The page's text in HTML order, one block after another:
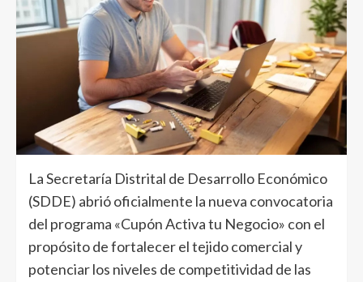
La Secretaría Distrital de Desarrollo Económico
(SDDE) abrió oficialmente la nueva convocatoria
del programa «Cupón Activa tu Negocio» con el
propósito de fortalecer el tejido comercial y
potenciar los niveles de competitividad de las